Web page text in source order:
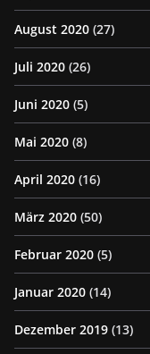
August 2020 (27)
Juli 2020 (26)
Juni 2020 (5)
Mai 2020 (8)
April 2020 (16)
März 2020 (50)
Februar 2020 (5)
Januar 2020 (14)
Dezember 2019 (13)